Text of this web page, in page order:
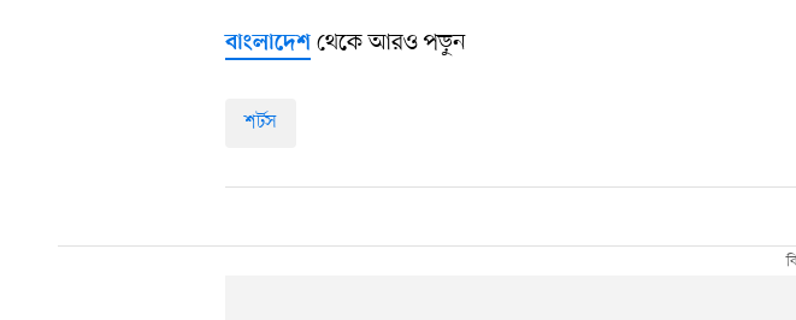
বাংলাদেশ থেকে আরও পড়ুন
শর্টস